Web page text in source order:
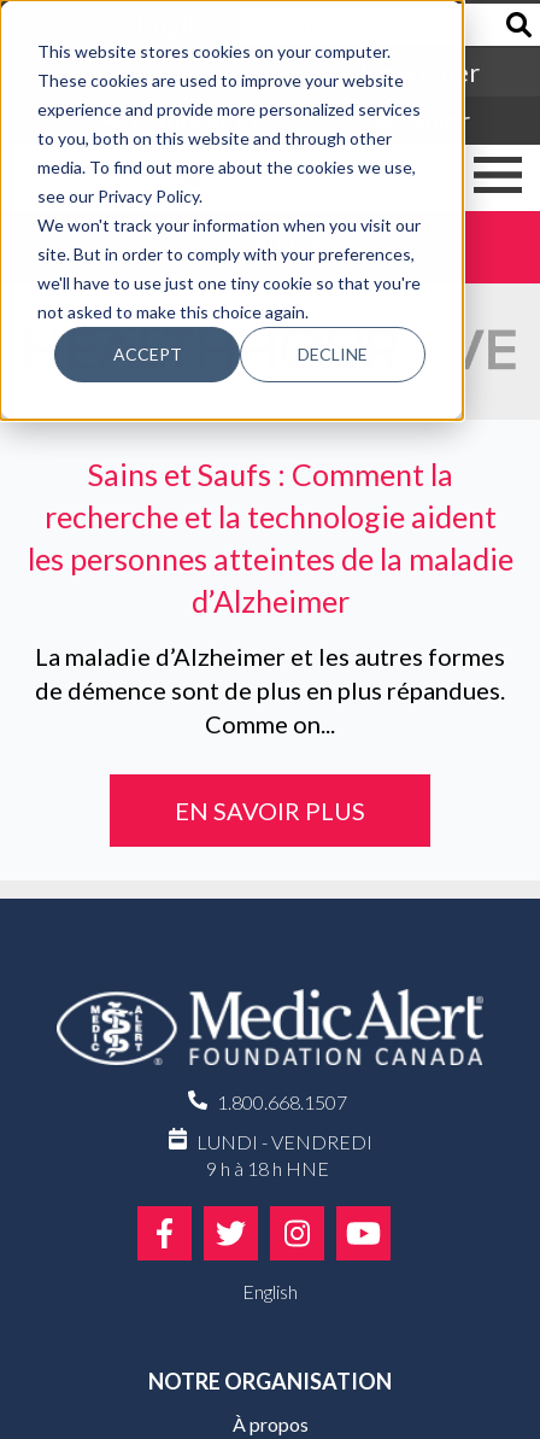
This website stores cookies on your computer.
These cookies are used to improve your website
experience and provide more personalized services
to you, both on this website and through other
media. To find out more about the cookies we use,
see our Privacy Policy.
We won't track your information when you visit our
site. But in order to comply with your preferences,
we'll have to use just one tiny cookie so that you're
not asked to make this choice again.
ACCEPT DECLINE
S'abonner
Connexion
Panier
DONNER
Sains et Saufs : Comment la
recherche et la technologie aident
les personnes atteintes de la maladie
d’Alzheimer
La maladie d’Alzheimer et les autres formes
de démence sont de plus en plus répandues.
Comme on...
EN SAVOIR PLUS
1.800.668.1507
LUNDI - VENDREDI
9 h à 18 h HNE
English
NOTRE ORGANISATION
À propos